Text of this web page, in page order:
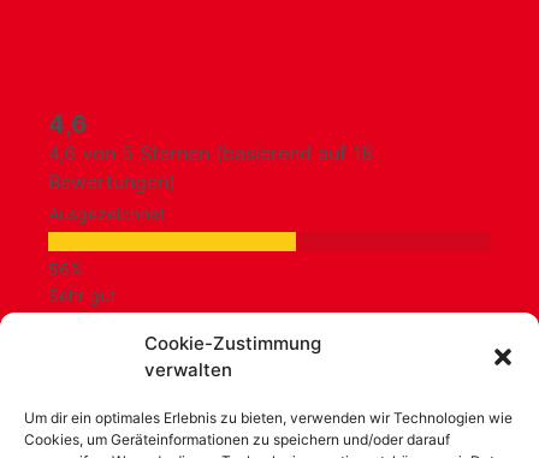
Cookie-Zustimmung
verwalten
Um dir ein optimales Erlebnis zu bieten, verwenden wir Technologien wie
Cookies, um Geräteinformationen zu speichern und/oder darauf
4,6
4,6 von 5 Sternen (basierend auf 18
Bewertungen)
Ausgezeichnet
Sehr gut
Durchschnittlich